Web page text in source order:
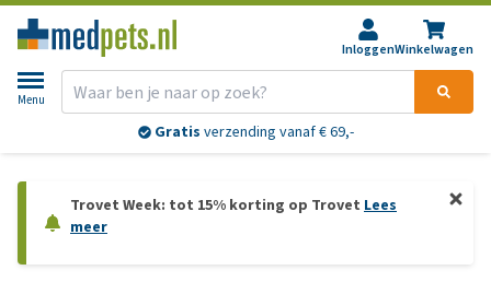
InloggenWinkelwagen
Menu
Gratis verzending vanaf € 69,-
Trovet Week: tot 15% korting op Trovet Lees
meer